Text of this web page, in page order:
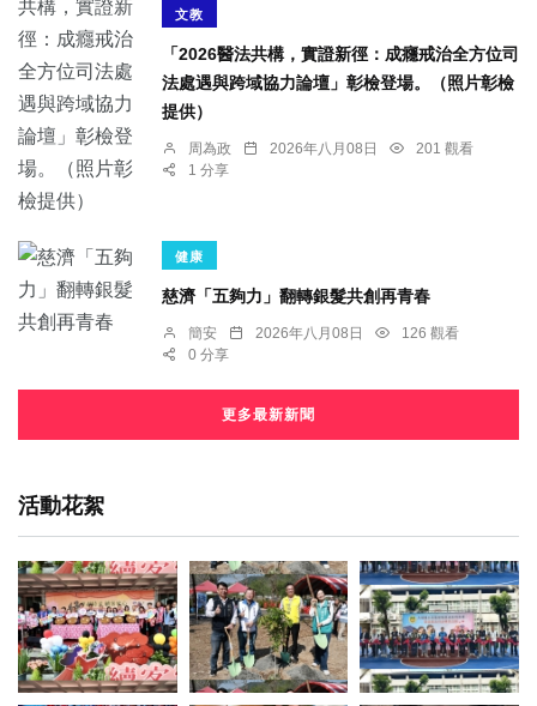
文教
「2026醫法共構，實證新徑：成癮戒治全方位司
法處遇與跨域協力論壇」彰檢登場。（照片彰檢
提供）
周為政 2026年八月08日
201 觀看
1 分享
健康
慈濟「五夠力」翻轉銀髮共創再青春
簡安 2026年八月08日
126 觀看
0 分享
更多最新新聞
活動花絮